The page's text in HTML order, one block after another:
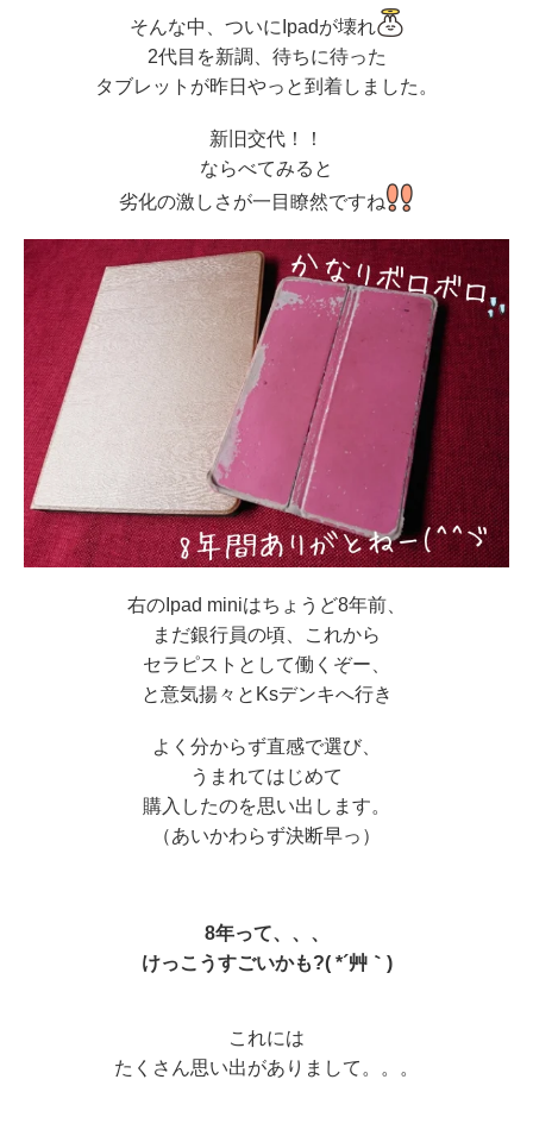
そんな中、ついにIpadが壊れ
2代目を新調、待ちに待った
タブレットが昨日やっと到着しました。
新旧交代！！
ならべてみると
劣化の激しさが一目瞭然ですね
右のIpad miniはちょうど8年前、
まだ銀行員の頃、これから
セラピストとして働くぞー、
と意気揚々とKsデンキへ行き
よく分からず直感で選び、
うまれてはじめて
購入したのを思い出します。
（あいかわらず決断早っ）
8年って、、、
けっこうすごいかも?( *´艸｀)
これには
たくさん思い出がありまして。。。